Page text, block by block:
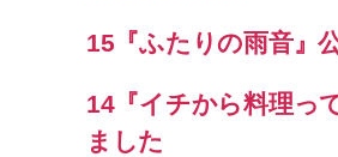
15『ふたりの雨音』
14『イチから料理っ
ました